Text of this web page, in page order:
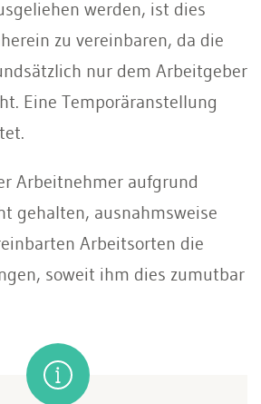
werden, ist dies
zu vereinbaren, da die
nur dem Arbeitgeber
Eine Temporäranstellung
Arbeitnehmer aufgrund
gehalten, ausnahmsweise
Arbeitsorten die
soweit ihm dies zumutbar